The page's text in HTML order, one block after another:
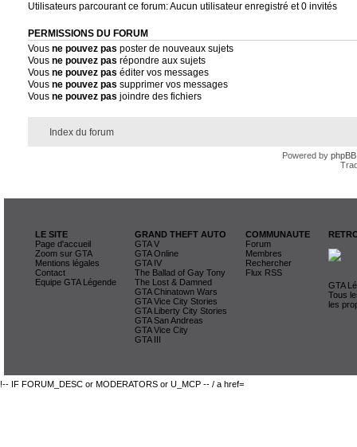
Utilisateurs parcourant ce forum: Aucun utilisateur enregistré et 0 invités
PERMISSIONS DU FORUM
Vous ne pouvez pas poster de nouveaux sujets
Vous ne pouvez pas répondre aux sujets
Vous ne pouvez pas éditer vos messages
Vous ne pouvez pas supprimer vos messages
Vous ne pouvez pas joindre des fichiers
Index du forum
Powered by phpBB
LE SITE
Page d'accueil
Zoom sur GTA
Mentions légales
Contact
Equipe GTA Légende
GRAND THEFT AUTO
GTA V
GTA Online
GTA IV
The Ballad of Gay Tony
The Lost & Damned
GTA Chinatown Wars
GTA Vice City Stories
GTA Liberty City Stories
GTA San Andreas
GTA Vice City
GTA III
COMMUNAUTE
Forum
Membres
Rechercher
Flux RSS
GTA
Tous
les
!-- IF FORUM_DESC or MODERATORS or U_MCP -- / a href=